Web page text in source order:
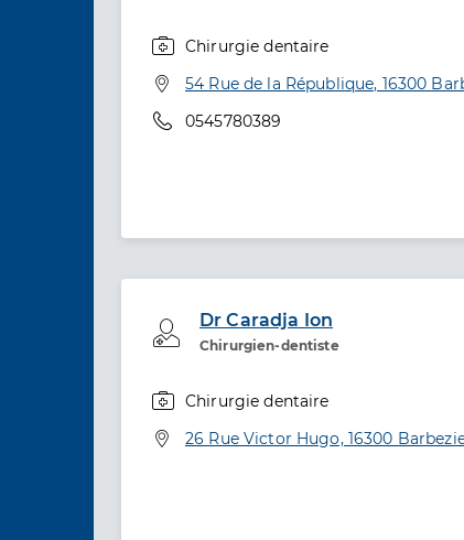
Chirurgie dentaire
Adresse
54 Rue de la République, 16300
Téléphone
0545780389
Dr Caradja Ion
Chirurgien-dentiste
Professionel de santé
Chirurgie dentaire
Adresse
26 Rue Victor Hugo, 16300